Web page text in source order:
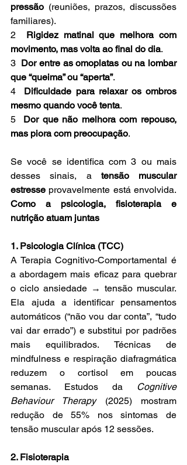
pressão (reuniões, prazos, discussões
familiares).
2 Rigidez matinal que melhora com
movimento, mas volta ao final do dia.
3 Dor entre as omoplatas ou na lombar
que “queima” ou “aperta”.
4 Dificuldade para relaxar os ombros
mesmo quando você tenta.
5 Dor que não melhora com repouso,
mas piora com preocupação.
Se você se identifica com 3 ou mais
desses sinais, a tensão muscular
estresse
Como a psicologia, fisioterapia e
nutrição atuam juntas
1. Psicologia Clínica (TCC)
A Terapia Cognitivo-Comportamental é
a abordagem mais eficaz para quebrar
o ciclo ansiedade → tensão muscular.
Ela ajuda a identificar pensamentos
automáticos (“não vou dar conta”, “tudo
vai dar errado”) e substitui por padrões
mais equilibrados. Técnicas de
mindfulness e respiração diafragmática
reduzem o cortisol em poucas
semanas. Estudos da Cognitive
Behaviour Therapy (2025) mostram
redução de 55% nos sintomas de
tensão muscular após 12 sessões.
2. Fisioterapia